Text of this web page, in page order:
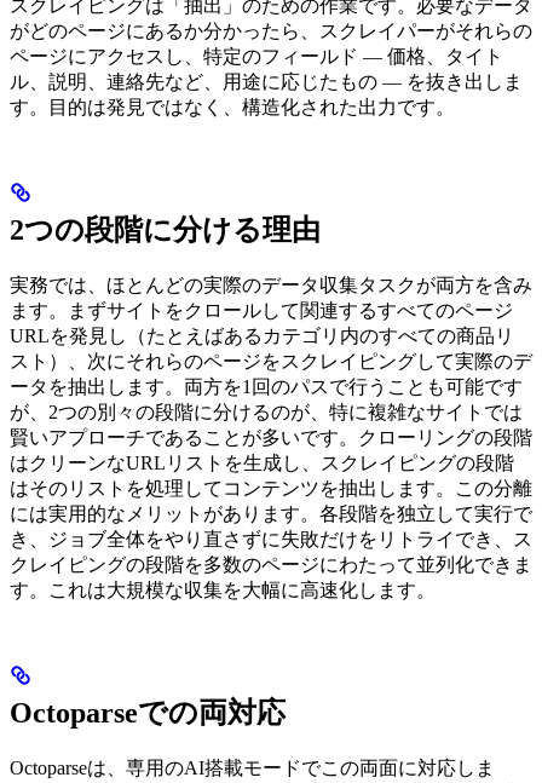
スクレイピングは「抽出」のための作業です。必要なデータ
がどのページにあるか分かったら、スクレイパーがそれらの
ページにアクセスし、特定のフィールド — 価格、タイト
ル、説明、連絡先など、用途に応じたもの — を抜き出しま
す。目的は発見ではなく、構造化された出力です。
2つの段階に分ける理由
実務では、ほとんどの実際のデータ収集タスクが両方を含み
ます。まずサイトをクロールして関連するすべてのページ
URLを発見し（たとえばあるカテゴリ内のすべての商品リ
スト）、次にそれらのページをスクレイピングして実際のデ
ータを抽出します。両方を1回のパスで行うことも可能です
が、2つの別々の段階に分けるのが、特に複雑なサイトでは
賢いアプローチであることが多いです。クローリングの段階
はクリーンなURLリストを生成し、スクレイピングの段階
はそのリストを処理してコンテンツを抽出します。この分離
には実用的なメリットがあります。各段階を独立して実行で
き、ジョブ全体をやり直さずに失敗だけをリトライでき、ス
クレイピングの段階を多数のページにわたって並列化できま
す。これは大規模な収集を大幅に高速化します。
Octoparseでの両対応
Octoparseは、専用のAI搭載モードでこの両面に対応しま